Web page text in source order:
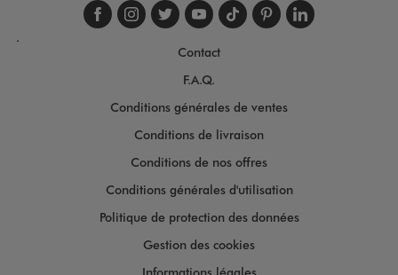
Suivez-nous sur
Suivez-nous sur
Suivez-nous sur
Suivez-nous
Suivez-nous
Suivez-
.
Contact
F.A.Q.
Conditions générales de ventes
Conditions de livraison
Conditions de nos offres
Conditions générales d'utilisation
Politique de protection des données
Gestion des cookies